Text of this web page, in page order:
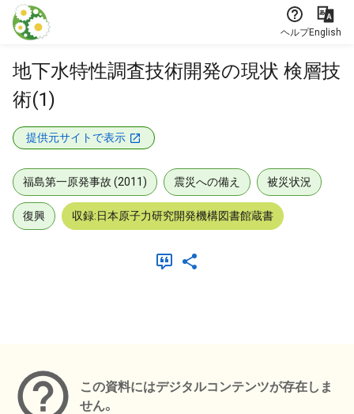
本文に飛ぶ
ヘルプEnglish
地下水特性調査技術開発の現状 検層技
術(1)
提供元サイトで表示
福島第一原発事故 (2011) 震災への備え 被災状況
復興 収録:日本原子力研究開発機構図書館蔵書
この資料にはデジタルコンテンツが存在しま
せん。